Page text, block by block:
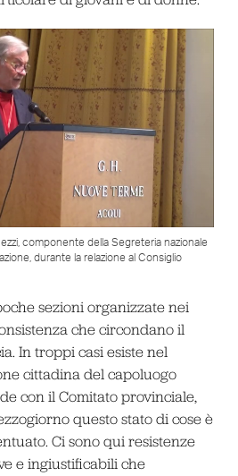
componente della Segreteria nazionale
durante la relazione al Consiglio
sezioni organizzate nei
che circondano il
In troppi casi esiste nel
cittadina del capoluogo
con il Comitato provinciale,
questo stato di cose è
Ci sono qui resistenze
e ingiustificabili che